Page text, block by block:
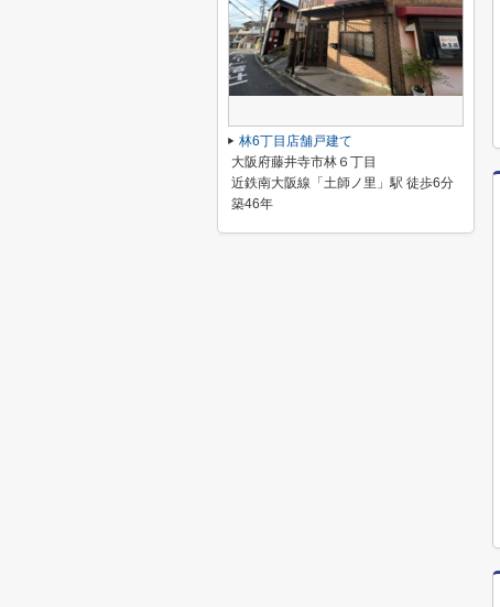
林6丁目店舗戸建て
大阪府藤井寺市林６丁目
近鉄南大阪線「土師ノ里」駅 徒歩6分
築46年